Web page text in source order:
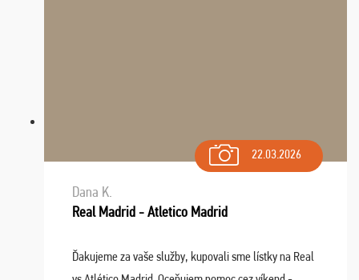
22.03.2026
Dana K.
Real Madrid - Atletico Madrid
Ďakujeme za vaše služby, kupovali sme lístky na Real